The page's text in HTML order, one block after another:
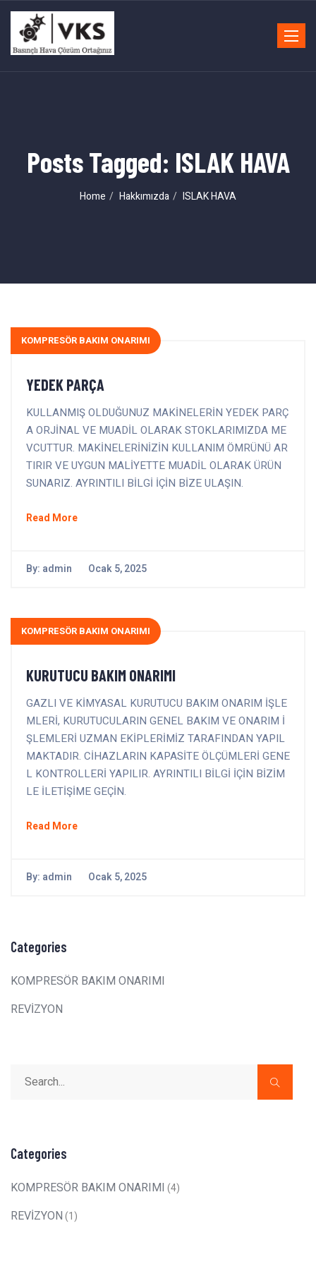
Toggle
Posts Tagged: ISLAK HAVA
Home Hakkımızda ISLAK HAVA
KOMPRESÖR BAKIM ONARIMI
YEDEK PARÇA
KULLANMIŞ OLDUĞUNUZ MAKİNELERİN YEDEK PARÇ
A ORJİNAL VE MUADİL OLARAK STOKLARIMIZDA ME
VCUTTUR. MAKİNELERİNİZİN KULLANIM ÖMRÜNÜ AR
TIRIR VE UYGUN MALİYETTE MUADİL OLARAK ÜRÜN
SUNARIZ. AYRINTILI BİLGİ İÇİN BİZE ULAŞIN.
Read More
By: admin Ocak 5, 2025
KOMPRESÖR BAKIM ONARIMI
KURUTUCU BAKIM ONARIMI
GAZLI VE KİMYASAL KURUTUCU BAKIM ONARIM İŞLE
MLERİ, KURUTUCULARIN GENEL BAKIM VE ONARIM İ
ŞLEMLERİ UZMAN EKİPLERİMİZ TARAFINDAN YAPIL
MAKTADIR. CİHAZLARIN KAPASİTE ÖLÇÜMLERİ GENE
L KONTROLLERİ YAPILIR. AYRINTILI BİLGİ İÇİN BİZİM
LE İLETİŞİME GEÇİN.
Read More
By: admin Ocak 5, 2025
Categories
KOMPRESÖR BAKIM ONARIMI
REVİZYON
Categories
KOMPRESÖR BAKIM ONARIMI (4)
REVİZYON(1)